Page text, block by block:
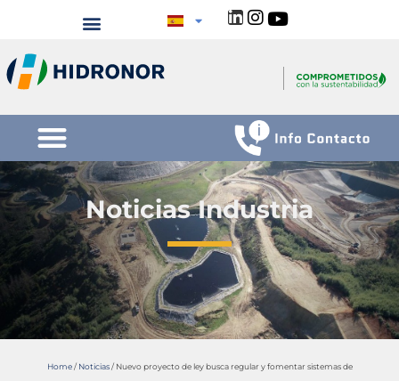
Noticias Industria
Home/ Noticias/ Nuevo proyecto de ley busca regular y fomentar sistemas de